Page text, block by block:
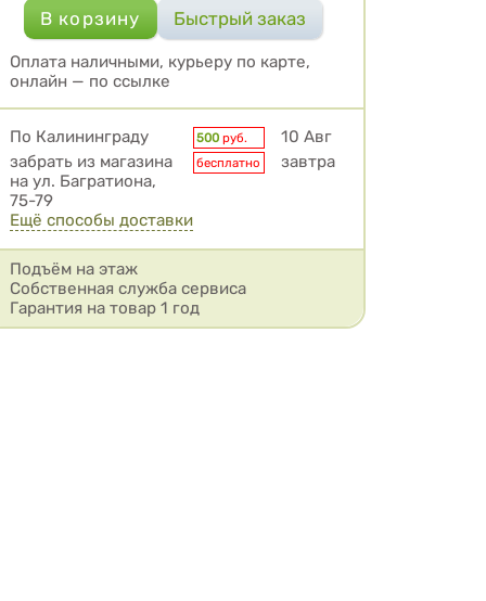
Оплата наличными, курьеру по карте,
онлайн — по ссылке
Условия доставки
По Калининграду 500 руб.
10 Авг
забрать из магазина
на ул. Багратиона,
75-79
бесплатно завтра
Ещё способы доставки
Подъём на этаж
Собственная служба сервиса
Гарантия на товар 1 год